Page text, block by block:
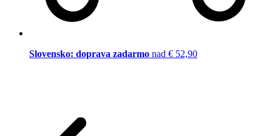
Slovensko: doprava zadarmo nad € 52,90